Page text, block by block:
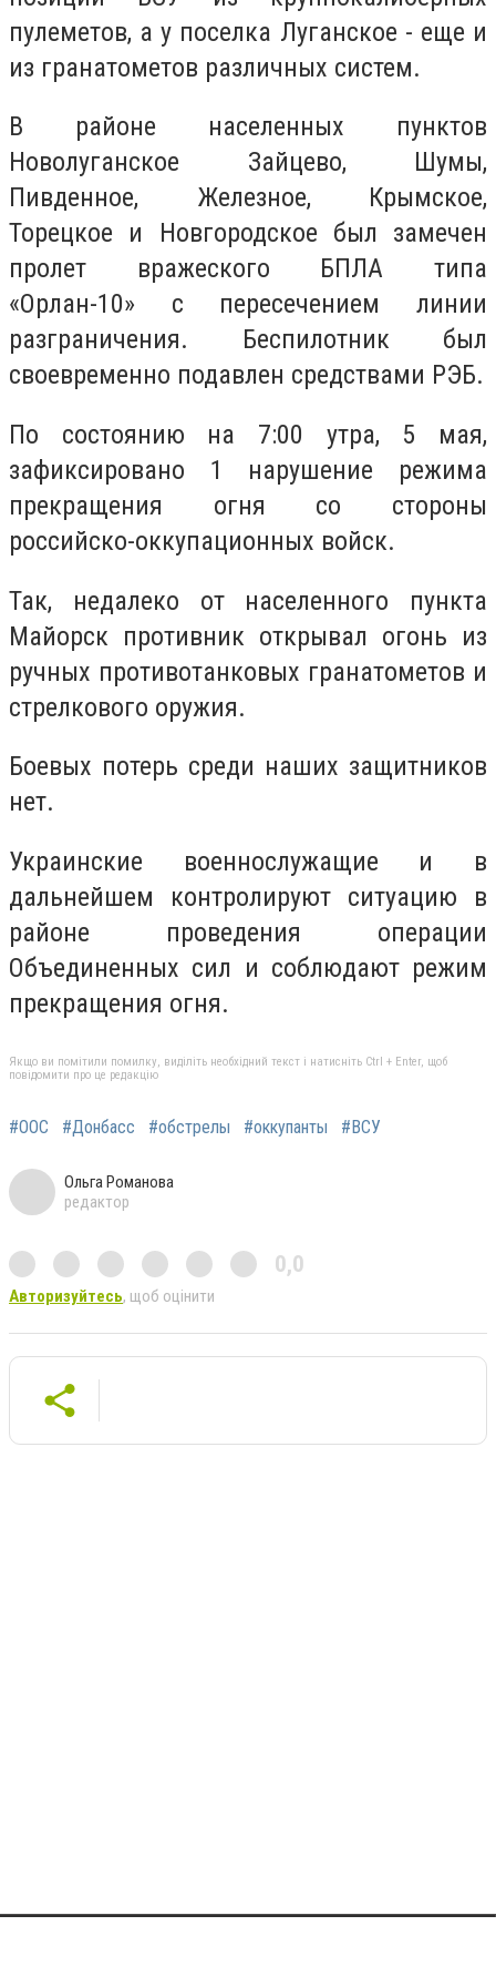
пулеметов, а у поселка Луганское - еще и
из гранатометов различных систем.
В районе населенных пунктов
Новолуганское Зайцево, Шумы,
Пивденное, Железное, Крымское,
Торецкое и Новгородское был замечен
пролет вражеского БПЛА типа
«Орлан-10» с пересечением линии
разграничения. Беспилотник был
своевременно подавлен средствами РЭБ.
По состоянию на 7:00 утра, 5 мая,
зафиксировано 1 нарушение режима
прекращения огня со стороны
российско-оккупационных войск.
Так, недалеко от населенного пункта
Майорск противник открывал огонь из
ручных противотанковых гранатометов и
стрелкового оружия.
Боевых потерь среди наших защитников
нет.
Украинские военнослужащие и в
дальнейшем контролируют ситуацию в
районе проведения операции
Объединенных сил и соблюдают режим
прекращения огня.
Якщо ви помітили помилку, виділіть необхідний текст і натисніть Ctrl + Enter, щоб
повідомити про це редакцію
#ООС #Донбасс #обстрелы #оккупанты #ВСУ
Ольга Романова
редактор
0,0
Авторизуйтесь, щоб оцінити